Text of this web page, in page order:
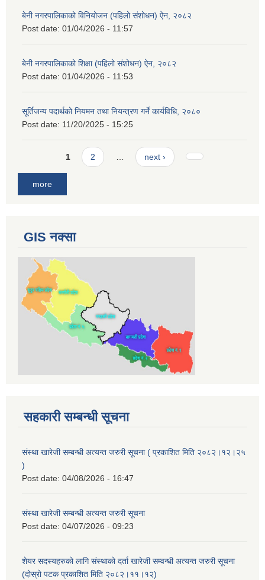
बेनी नगरपालिकाको विनियोजन (पहिलो संशोधन) ऐन, २०८२
Post date: 01/04/2026 - 11:57
बेनी नगरपालिकाको शिक्षा (पहिलो संशोधन) ऐन, २०८२
Post date: 01/04/2026 - 11:53
सूर्तिजन्य पदार्थको नियमन तथा नियन्त्रण गर्ने कार्यविधि, २०८०
Post date: 11/20/2025 - 15:25
Pages1 2 next ›
more
GIS नक्सा
सहकारी सम्बन्धी सूचना
संस्था खारेजी सम्बन्धी अत्यन्त जरुरी सूचना ( प्रकाशित मिति २०८२।१२।२५
)
Post date: 04/08/2026 - 16:47
संस्था खारेजी सम्बन्धी अत्यन्त जरुरी सूचना
Post date: 04/07/2026 - 09:23
शेयर सदस्यहरुको लागि संस्थाको दर्ता खारेजी सम्वन्धी अत्यन्त जरुरी सूचना
(दोस्रो पटक प्रकाशित मिति २०८२।११।१२)